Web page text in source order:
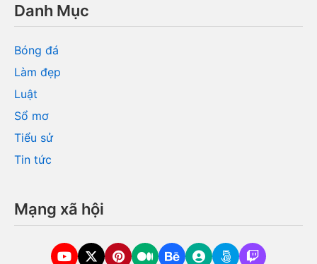
Danh Mục
Bóng đá
Làm đẹp
Luật
Sổ mơ
Tiểu sử
Tin tức
Mạng xã hội